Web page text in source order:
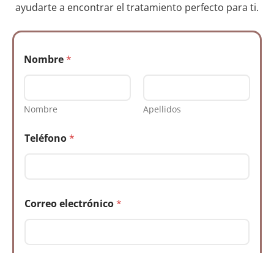
ayudarte a encontrar el tratamiento perfecto para ti.
Nombre*
Nombre Apellidos
M
j
e
Teléfono*
Correo electrónico*